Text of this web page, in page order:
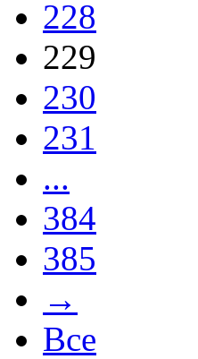
228
229
230
231
...
384
385
→
Все